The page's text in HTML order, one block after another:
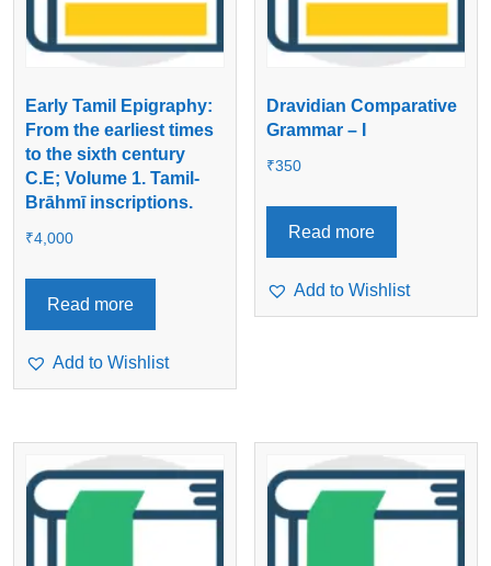
Early Tamil Epigraphy:
From the earliest times
to the sixth century
C.E; Volume 1. Tamil-
Brāhmī inscriptions.
₹4,000
Read more
Add to Wishlist
Dravidian Comparative
Grammar – I
₹350
Read more
Add to Wishlist